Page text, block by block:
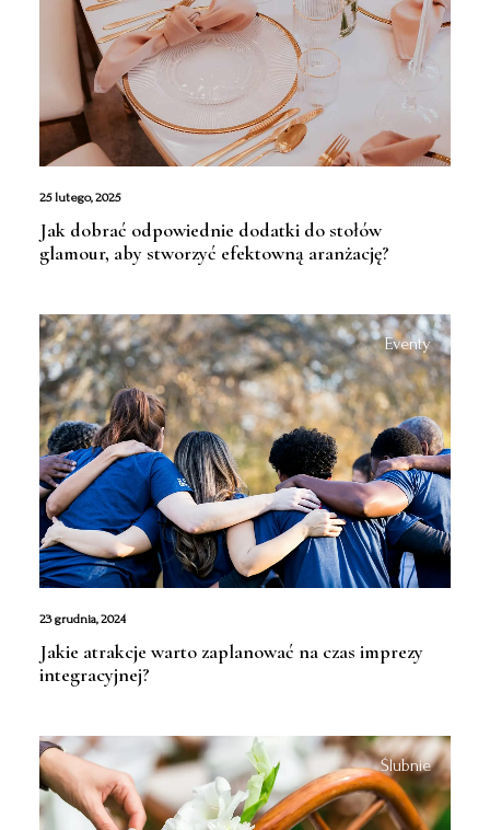
25 lutego, 2025
Jak dobrać odpowiednie dodatki do stołów
glamour, aby stworzyć efektowną aranżację?
Eventy
23 grudnia, 2024
Jakie atrakcje warto zaplanować na czas imprezy
integracyjnej?
Ślubnie